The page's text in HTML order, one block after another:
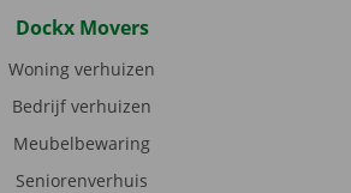
Dockx Movers
Woning verhuizen
Bedrijf verhuizen
Meubelbewaring
Seniorenverhuis